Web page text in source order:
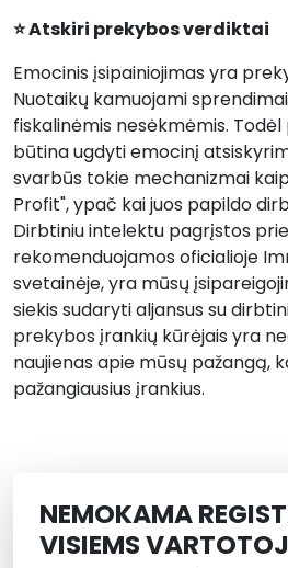
⭐ Atskiri prekybos verdiktai
Emocinis įsipainiojimas yra
Nuotaikų kamuojami
fiskalinėmis nesėkmėmis.
būtina ugdyti emocinį
svarbūs tokie mechanizmai
Profit", ypač kai juos papildo
Dirbtiniu intelektu pagrįstos
rekomenduojamos oficialioje
svetainėje, yra mūsų
siekis sudaryti aljansus su
prekybos įrankių kūrėjais yra
naujienas apie mūsų pažangą,
pažangiausius įrankius.
NEMOKAMA
VISIEMS